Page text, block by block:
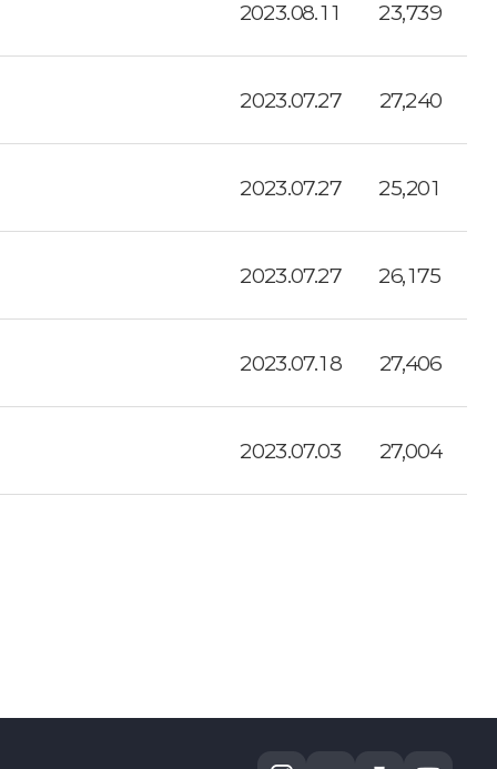
2023.08.11 23,739
2023.07.27 27,240
2023.07.27 25,201
2023.07.27 26,175
2023.07.18 27,406
2023.07.03 27,004